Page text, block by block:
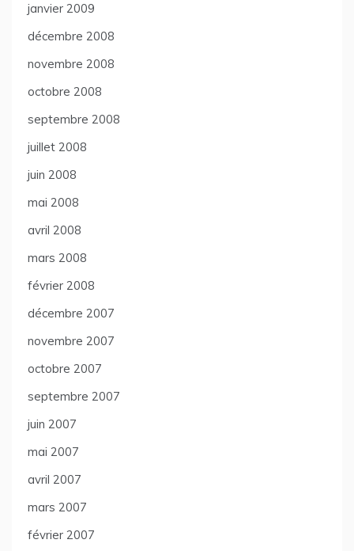
janvier 2009
décembre 2008
novembre 2008
octobre 2008
septembre 2008
juillet 2008
juin 2008
mai 2008
avril 2008
mars 2008
février 2008
décembre 2007
novembre 2007
octobre 2007
septembre 2007
juin 2007
mai 2007
avril 2007
mars 2007
février 2007